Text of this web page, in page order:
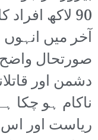
90 لاکھ
آخر میں انہوں
صورتحال
دشمن اور
ناکام ہو چکا
ریاست اور اس